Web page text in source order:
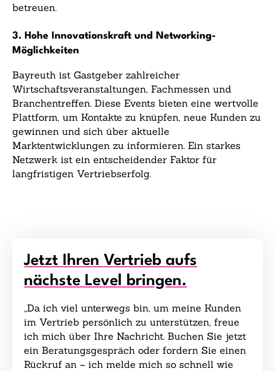
betreuen.
3. Hohe Innovationskraft und Networking-
Möglichkeiten
Bayreuth ist Gastgeber zahlreicher
Wirtschaftsveranstaltungen, Fachmessen und
Branchentreffen. Diese Events bieten eine wertvolle
Plattform, um Kontakte zu knüpfen, neue Kunden zu
gewinnen und sich über aktuelle
Marktentwicklungen zu informieren. Ein starkes
Netzwerk ist ein entscheidender Faktor für
langfristigen Vertriebserfolg.
Jetzt Ihren Vertrieb aufs
nächste Level bringen.
„Da ich viel unterwegs bin, um meine Kunden
im Vertrieb persönlich zu unterstützen, freue
ich mich über Ihre Nachricht. Buchen Sie jetzt
ein Beratungsgespräch oder fordern Sie einen
Rückruf an – ich melde mich so schnell wie